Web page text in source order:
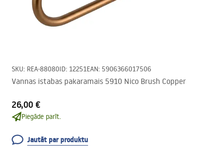
SKU: REA-88080ID: 12251EAN: 5906366017506
Vannas istabas pakaramais 5910 Nico Brush Copper
26,00 €
Piegāde parīt.
Jautāt par produktu